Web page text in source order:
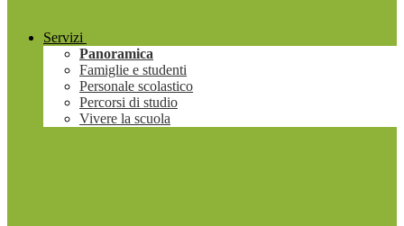
Servizi
Panoramica
Famiglie e studenti
Personale scolastico
Percorsi di studio
Vivere la scuola